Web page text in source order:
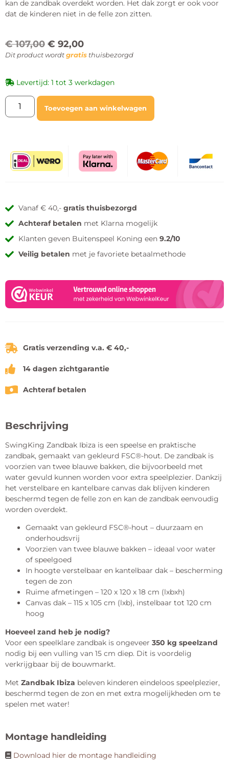
kan de zandbak overdekt worden. Het dak zorgt er ook voor
dat de kinderen niet in de felle zon zitten.
€107,00 € 92,00
Dit product wordt gratis thuisbezorgd
Levertijd: 1 tot 3 werkdagen
Toevoegen aan winkelwagen
Vanaf € 40,-gratis thuisbezorgd
Achteraf betalen met Klarna mogelijk
Klanten geven Buitenspeel Koning een9.2/10
Veilig betalen met je favoriete betaalmethode
Gratis verzending v.a. € 40,-
14 dagen zichtgarantie
Achteraf betalen
Beschrijving
SwingKing Zandbak Ibiza is een speelse en praktische
zandbak, gemaakt van gekleurd FSC®-hout. De zandbak is
voorzien van twee blauwe bakken, die bijvoorbeeld met
water gevuld kunnen worden voor extra speelplezier. Dankzij
het verstelbare en kantelbare canvas dak blijven kinderen
beschermd tegen de felle zon en kan de zandbak eenvoudig
worden overdekt.
Gemaakt van gekleurd FSC®-hout – duurzaam en
onderhoudsvrij
Voorzien van twee blauwe bakken – ideaal voor water
of speelgoed
In hoogte verstelbaar en kantelbaar dak – bescherming
tegen de zon
Ruime afmetingen – 120 x 120 x 18 cm (lxbxh)
Canvas dak – 115 x 105 cm (lxb), instelbaar tot 120 cm
hoog
Hoeveel zand heb je nodig?
Voor een speelklare zandbak is ongeveer 350 kg speelzand
nodig bij een vulling van 15 cm diep. Dit is voordelig
verkrijgbaar bij de bouwmarkt.
Met Zandbak Ibiza beleven kinderen eindeloos speelplezier,
beschermd tegen de zon en met extra mogelijkheden om te
spelen met water!
Montage handleiding
Download hier de montage handleiding